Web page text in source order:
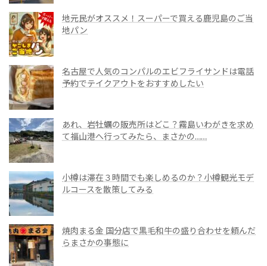
地元民がオススメ！スーパーで買える鹿児島のご当
地パン
名古屋で人気のコンパルのエビフライサンドは電話
予約でテイクアウトをおすすめしたい
あれ、岩牡蠣の販売所はどこ？霧島いわがきを求め
て福山港へ行ってみたら、まさかの……
小樽は滞在３時間でも楽しめるのか？小樽観光モデ
ルコースを散策してみる
焼肉まる金 国分店で黒毛和牛の盛り合わせを頼んだ
らまさかの事態に